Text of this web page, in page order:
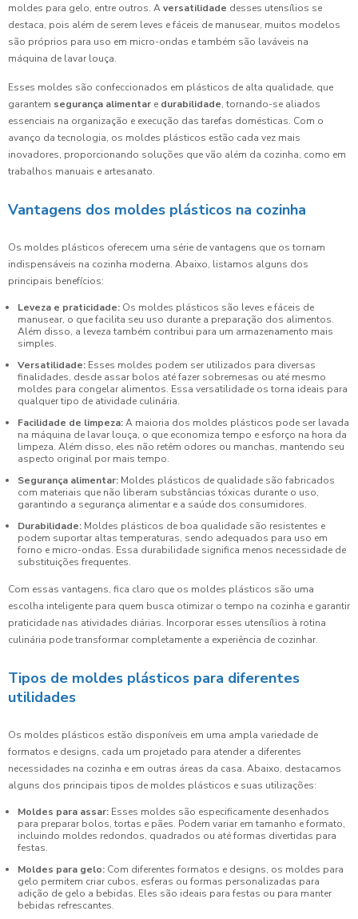
moldes para gelo, entre outros. Aversatilidade desses utensílios se
destaca, pois além de serem leves e fáceis de manusear, muitos modelos
são próprios para uso em micro-ondas e também são laváveis na
máquina de lavar louça.
Esses moldes são confeccionados em plásticos de alta qualidade, que
garantem segurança alimentar e durabilidade, tornando-se aliados
essenciais na organização e execução das tarefas domésticas. Com o
avanço da tecnologia, os moldes plásticos estão cada vez mais
inovadores, proporcionando soluções que vão além da cozinha, como em
trabalhos manuais e artesanato.
Vantagens dos moldes plásticos na cozinha
Os moldes plásticos oferecem uma série de vantagens que os tornam
indispensáveis na cozinha moderna. Abaixo, listamos alguns dos
principais benefícios:
Leveza e praticidade: Os moldes plásticos são leves e fáceis de
manusear, o que facilita seu uso durante a preparação dos alimentos.
Além disso, a leveza também contribui para um armazenamento mais
simples.
Versatilidade: Esses moldes podem ser utilizados para diversas
finalidades, desde assar bolos até fazer sobremesas ou até mesmo
moldes para congelar alimentos. Essa versatilidade os torna ideais para
qualquer tipo de atividade culinária.
Facilidade de limpeza:A maioria dos moldes plásticos pode ser lavada
na máquina de lavar louça, o que economiza tempo e esforço na hora da
limpeza. Além disso, eles não retêm odores ou manchas, mantendo seu
aspecto original por mais tempo.
Segurança alimentar: Moldes plásticos de qualidade são fabricados
com materiais que não liberam substâncias tóxicas durante o uso,
garantindo a segurança alimentar e a saúde dos consumidores.
Durabilidade: Moldes plásticos de boa qualidade são resistentes e
podem suportar altas temperaturas, sendo adequados para uso em
forno e micro-ondas. Essa durabilidade significa menos necessidade de
substituições frequentes.
Com essas vantagens, fica claro que os moldes plásticos são uma
escolha inteligente para quem busca otimizar o tempo na cozinha e garantir
praticidade nas atividades diárias. Incorporar esses utensílios à rotina
culinária pode transformar completamente a experiência de cozinhar.
Tipos de moldes plásticos para diferentes
utilidades
Os moldes plásticos estão disponíveis em uma ampla variedade de
formatos e designs, cada um projetado para atender a diferentes
necessidades na cozinha e em outras áreas da casa. Abaixo, destacamos
alguns dos principais tipos de moldes plásticos e suas utilizações:
Moldes para assar: Esses moldes são especificamente desenhados
para preparar bolos, tortas e pães. Podem variar em tamanho e formato,
incluindo moldes redondos, quadrados ou até formas divertidas para
festas.
Moldes para gelo: Com diferentes formatos e designs, os moldes para
gelo permitem criar cubos, esferas ou formas personalizadas para
adição de gelo a bebidas. Eles são ideais para festas ou para manter
bebidas refrescantes.